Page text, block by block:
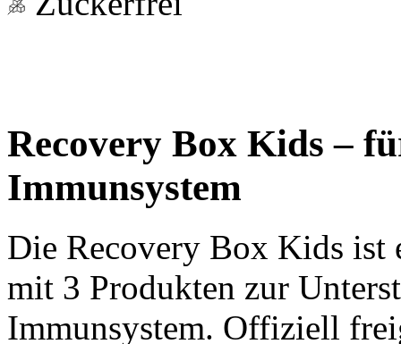
Recovery Box Kids –
Immunsystem
Die Recovery Box Kids ist
mit 3 Produkten zur
Immunsystem. Offiziell